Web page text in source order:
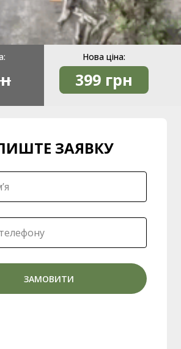
Нова ціна:
399 грн
ЗАМОВИТИ
ЗАЯВКУ